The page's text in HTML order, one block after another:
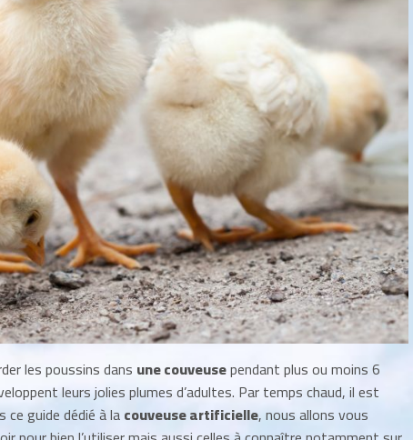
les poussins dans une couveusependant plus ou moins 6
leurs jolies plumes d’adultes. Par temps chaud, il est
ce guide dédié à lacouveuse artificielle, nous allons vous